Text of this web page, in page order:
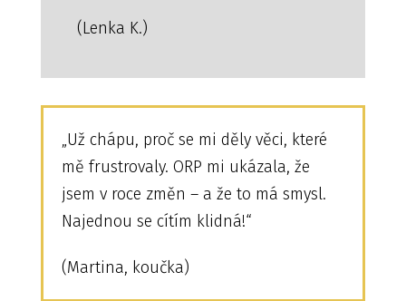
(Lenka K.)
„Už chápu, proč se mi děly věci, které
mě frustrovaly. ORP mi ukázala, že
jsem v roce změn – a že to má smysl.
Najednou se cítím klidná!“
(Martina, koučka)